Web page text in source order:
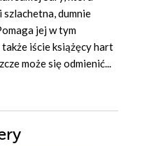
dumnie
jej w tym
iście książęcy hart
może się odmienić...